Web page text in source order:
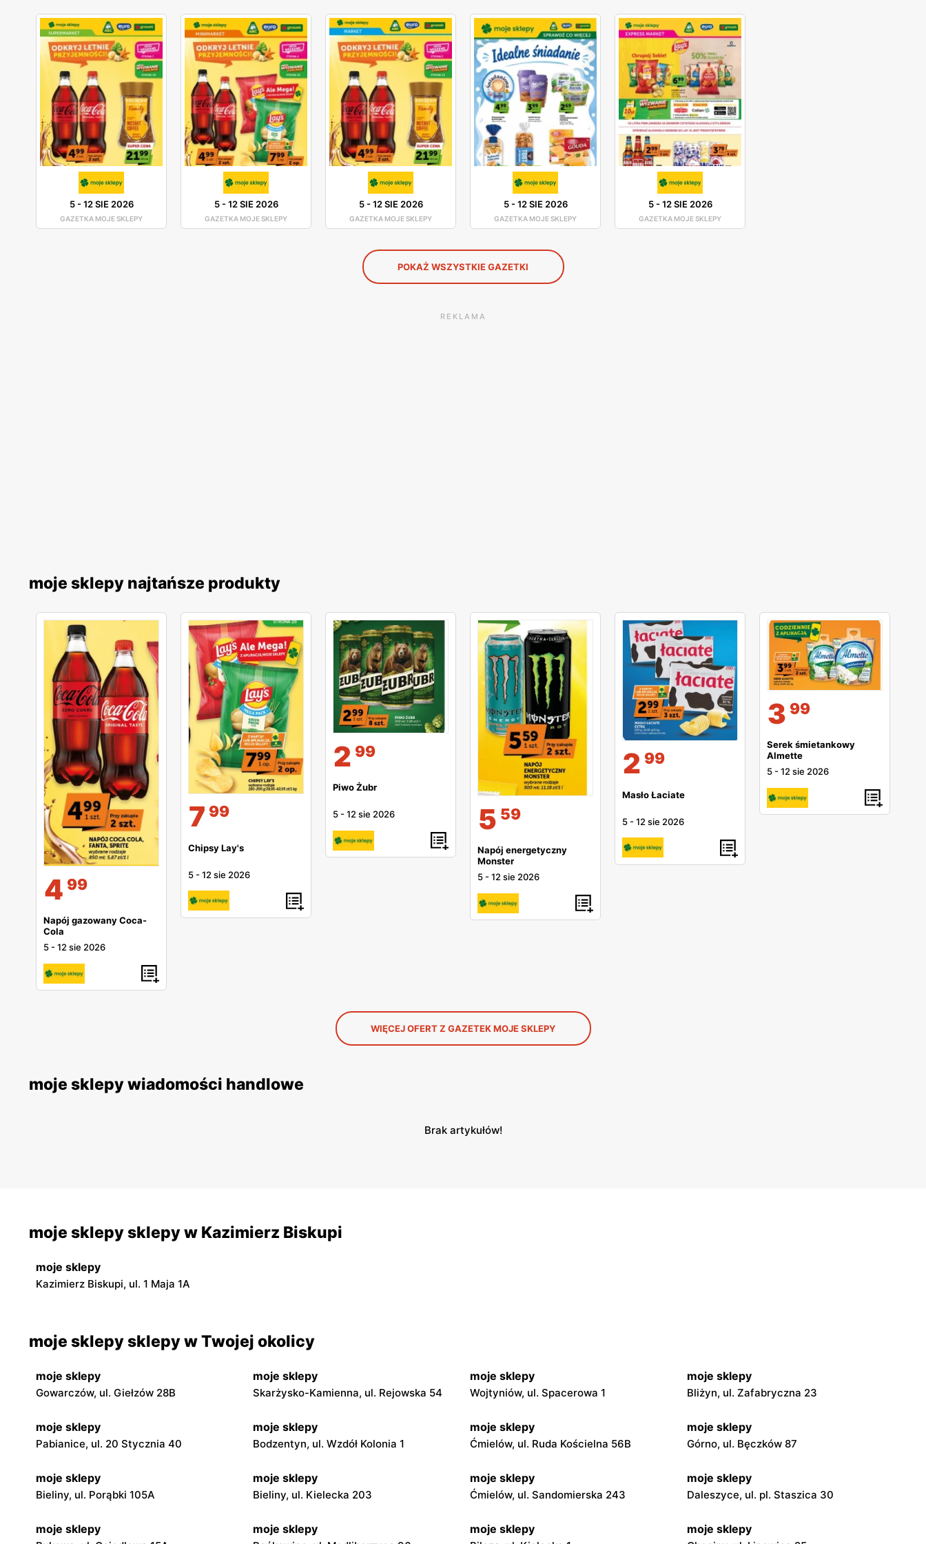
5-12 SIE 2026
GAZETKA MOJE SKLEPY
5-12 SIE 2026
GAZETKA MOJE SKLEPY
5-12 SIE 2026
GAZETKA MOJE SKLEPY
5-12 SIE 2026
GAZETKA MOJE SKLEPY
5-12 SIE 2026
GAZETKA MOJE SKLEPY
POKAŻ WSZYSTKIE GAZETKI
REKLAMA
moje sklepy najtańsze produkty
4 99
Napój gazowany Coca-
Cola
5 -12 sie 2026
7 99
Chipsy Lay's
5 -12 sie 2026
2 99
Piwo Żubr
5 -12 sie 2026 5 59
Napój energetyczny
Monster
5 -12 sie 2026
2 99
Masło Łaciate
5 -12 sie 2026
3 99
Serek śmietankowy
Almette
5 -12 sie 2026
WIĘCEJ OFERT Z GAZETEK MOJE SKLEPY
moje sklepy wiadomości handlowe
Brak artykułów!
moje sklepy sklepy w Kazimierz Biskupi
moje sklepy
Kazimierz Biskupi, ul. 1 Maja 1A
moje sklepy sklepy w Twojej okolicy
moje sklepy
Gowarczów, ul. Giełzów 28B
moje sklepy
Skarżysko-Kamienna, ul. Rejowska 54
moje sklepy
Wojtyniów, ul. Spacerowa 1
moje sklepy
Bliżyn, ul. Zafabryczna 23
moje sklepy
Pabianice, ul. 20 Stycznia 40
moje sklepy
Bodzentyn, ul. Wzdół Kolonia 1
moje sklepy
Ćmielów, ul. Ruda Kościelna 56B
moje sklepy
Górno, ul. Bęczków 87
moje sklepy
Bieliny, ul. Porąbki 105A
moje sklepy
Bieliny, ul. Kielecka 203
moje sklepy
Ćmielów, ul. Sandomierska 243
moje sklepy
Daleszyce, ul. pl. Staszica 30
moje sklepy moje sklepy moje sklepy moje sklepy